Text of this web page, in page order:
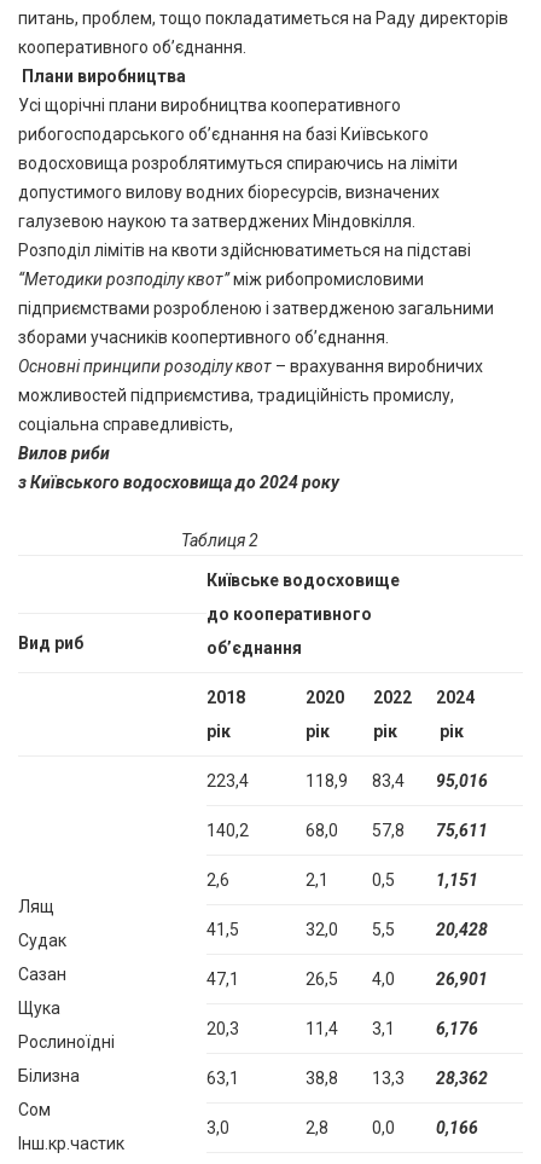
питань, проблем, тощо покладатиметься на Раду директорів
кооперативного об’єднання.
Плани виробництва
Усі щорічні плани виробництва кооперативного
рибогосподарського об’єднання на базі Київського
водосховища розроблятимуться спираючись на ліміти
допустимого вилову водних біоресурсів, визначених
галузевою наукою та затверджених Міндовкілля.
Розподіл лімітів на квоти здійснюватиметься на підставі
“Методики розподілу квот”між рибопромисловими
підприємствами розробленою і затвердженою загальними
зборами учасників коопертивного об’єднання.
Основні принципи розоділу квот – врахування виробничих
можливостей підприємстива, традиційність промислу,
соціальна справедливість,
Вилов риби
з Київського водосховища до 2024 року
Таблиця 2
Київське водосховище
до кооперативного
об’єднання
Вид риб
2018
рік
2020
рік
2022
рік
2024
рік
Лящ
Судак
Сазан
Щука
Рослиноїдні
Білизна
Сом
Інш.кр.частик
223,4 118,9 83,4 95,016
140,2 68,0 57,8 75,611
2,6 2,1 0,5 1,151
41,5 32,0 5,5 20,428
47,1 26,5 4,0 26,901
20,3 11,4 3,1 6,176
63,1 38,8 13,3 28,362
3,0 2,8 0,0 0,166